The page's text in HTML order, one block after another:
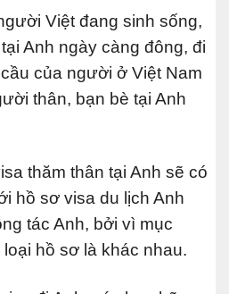
Việt đang sinh sống,
Anh ngày càng đông, đi
của người ở Việt Nam
thân, bạn bè tại Anh
thăm thân tại Anh sẽ có
hồ sơ visa du lịch Anh
tác Anh, bởi vì mục
hồ sơ là khác nhau.